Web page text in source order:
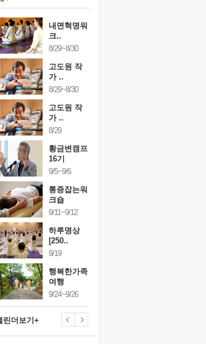
'모른다'는 것
내면혁명워
크..
8/29~8/30
고도원 작
가 ..
8/29~8/30
고도원 작
가 ..
8/29
황금변캠프
16기
9/5~9/6
통증잡는워
크숍
9/11~9/12
하루명상
[250..
9/19
행복한가족
여행
9/24~9/26
린더보기+